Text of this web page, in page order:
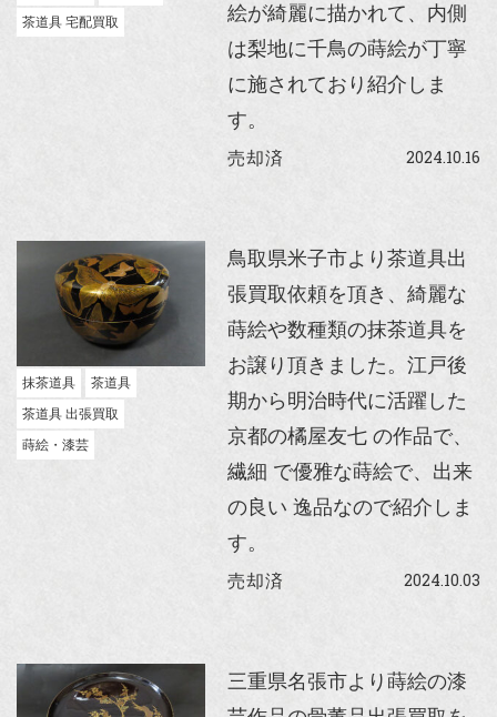
茶道具 宅配買取
絵が綺麗に描かれて、内側
は梨地に千鳥の蒔絵が丁寧
に施されており紹介しま
す。
売却済 2024.10.16
抹茶道具
茶道具
茶道具 出張買取
蒔絵・漆芸
鳥取県米子市より茶道具出
張買取依頼を頂き、綺麗な
蒔絵や数種類の抹茶道具を
お譲り頂きました。江戸後
期から明治時代に活躍した
京都の橘屋友七 の作品で、
繊細 で優雅な蒔絵で、出来
の良い 逸品なので紹介しま
す。
売却済 2024.10.03
三重県名張市より蒔絵の漆